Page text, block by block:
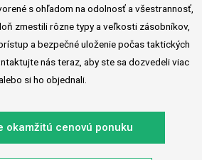
s ohľadom na odolnosť a všestrannosť,
zmestili rôzne typy a veľkosti zásobníkov,
a bezpečné uloženie počas taktických
nás teraz, aby ste sa dozvedeli viac
si ho objednali.
okamžitú cenovú ponuku